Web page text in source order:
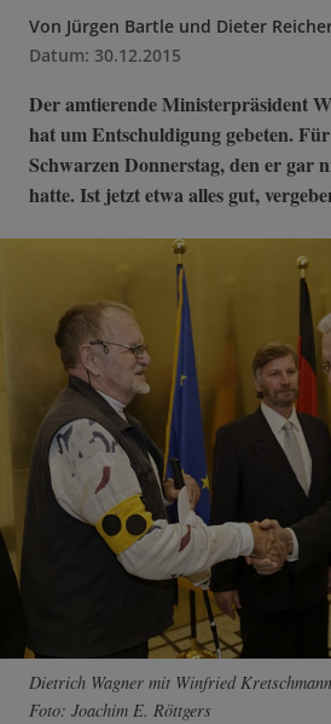
Von Jürgen Bartle und Dieter
Datum: 30.12.2015
Der amtierende Ministerpräsident
hat um Entschuldigung gebeten.
Schwarzen Donnerstag, den er gar
hatte. Ist jetzt etwa alles gut,
Dietrich Wagner mit Winfried
Foto: Joachim E. Röttgers